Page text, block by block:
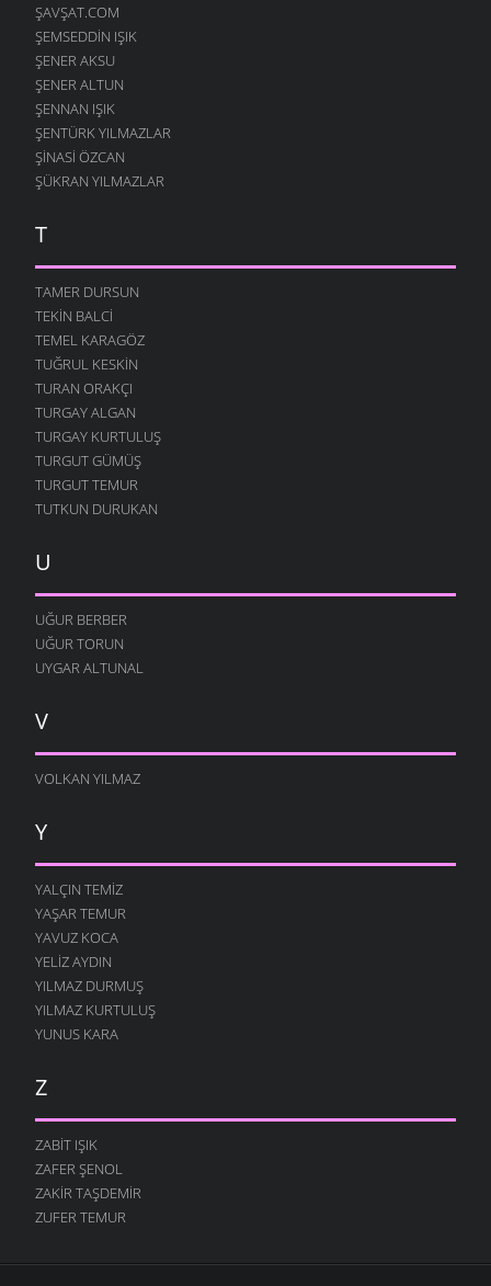
ŞAVŞAT.COM
ŞEMSEDDIN IŞIK
ŞENER AKSU
ŞENER ALTUN
ŞENNAN IŞIK
ŞENTÜRK YILMAZLAR
ŞINASI ÖZCAN
ŞÜKRAN YILMAZLAR
T
TAMER DURSUN
TEKIN BALCI
TEMEL KARAGÖZ
TUĞRUL KESKIN
TURAN ORAKÇI
TURGAY ALGAN
TURGAY KURTULUŞ
TURGUT GÜMÜŞ
TURGUT TEMUR
TUTKUN DURUKAN
U
UĞUR BERBER
UĞUR TORUN
UYGAR ALTUNAL
V
VOLKAN YILMAZ
Y
YALÇIN TEMIZ
YAŞAR TEMUR
YAVUZ KOCA
YELIZ AYDIN
YILMAZ DURMUŞ
YILMAZ KURTULUŞ
YUNUS KARA
Z
ZABIT IŞIK
ZAFER ŞENOL
ZAKIR TAŞDEMIR
ZUFER TEMUR